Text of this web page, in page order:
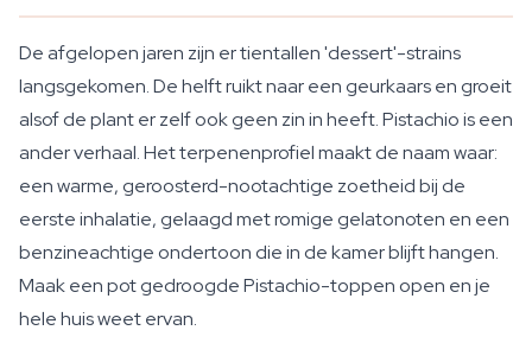
De afgelopen jaren zijn er tientallen 'dessert'-strains
langsgekomen. De helft ruikt naar een geurkaars en groeit
alsof de plant er zelf ook geen zin in heeft. Pistachio is een
ander verhaal. Het terpenenprofiel maakt de naam waar:
een warme, geroosterd-nootachtige zoetheid bij de
eerste inhalatie, gelaagd met romige gelatonoten en een
benzineachtige ondertoon die in de kamer blijft hangen.
Maak een pot gedroogde Pistachio-toppen open en je
hele huis weet ervan.